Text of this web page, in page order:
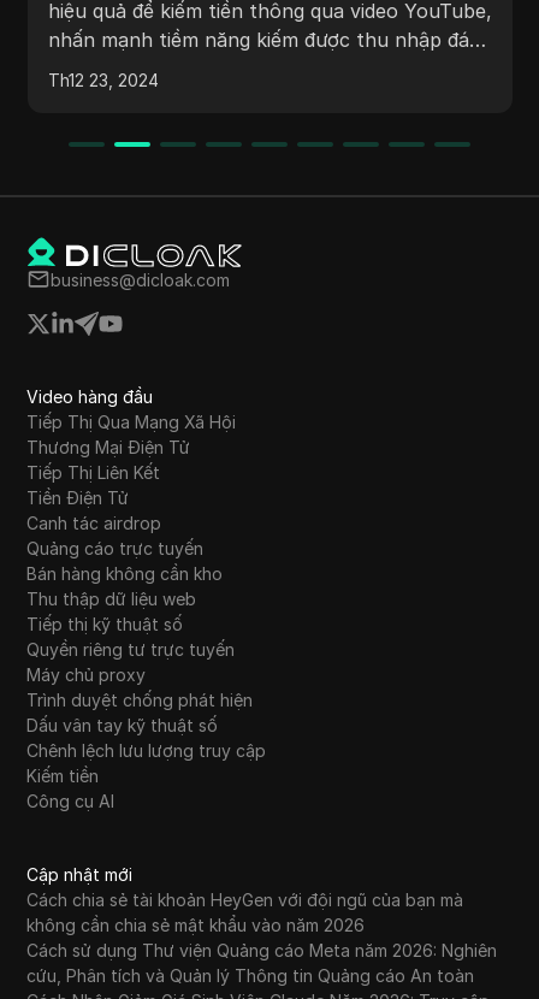
dùng phải yêu cầu vai trò 'Người tham gia sớm'
trước ngày 1 tháng 1 năm 2025 để đảm bảo
quyền lợi của họ. Người dùng phải tham gia máy
chủ Discord của Midas, hoàn thành quy trình
Twitter, email) để đủ điều kiện nhận airdrop.
hướng quy trình một cách hiệu quả.
Th12 26, 2024
business@dicloak.com
Video hàng đầu
Tiếp Thị Qua Mạng Xã Hội
Thương Mại Điện Tử
Tiếp Thị Liên Kết
Tiền Điện Tử
Canh tác airdrop
Quảng cáo trực tuyến
Bán hàng không cần kho
Thu thập dữ liệu web
Tiếp thị kỹ thuật số
Quyền riêng tư trực tuyến
Máy chủ proxy
Trình duyệt chống phát hiện
Dấu vân tay kỹ thuật số
Chênh lệch lưu lượng truy cập
Kiếm tiền
Công cụ AI
Cập nhật mới
Cách chia sẻ tài khoản HeyGen với đội ngũ của bạn mà
không cần chia sẻ mật khẩu vào năm 2026
Cách sử dụng Thư viện Quảng cáo Meta năm 2026: Nghiên
cứu, Phân tích và Quản lý Thông tin Quảng cáo An toàn